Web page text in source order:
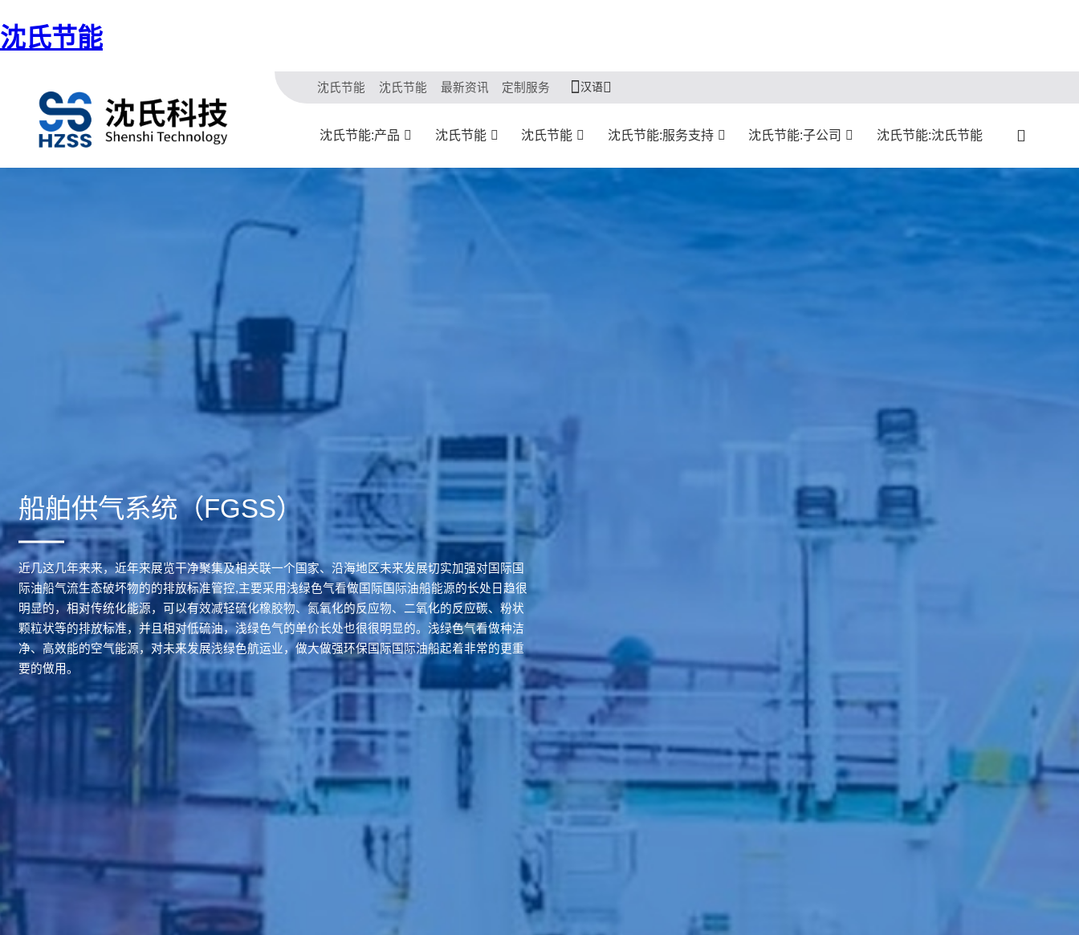
沈氏节能
沈氏节能 沈氏节能 最新资讯 定制服务 汉语
沈氏节能:产品 沈氏节能 沈氏节能 沈氏节能:服务支持 沈氏节能:子公司 沈氏节能:沈氏节能
船舶供气系统（FGSS）
近几这几年来来，近年来展览干净聚集及相关联一个国家、沿海地区未来发展切实加强对国际国
际油船气流生态破坏物的的排放标准管控,主要采用浅绿色气看做国际国际油船能源的长处日趋很
明显的，相对传统化能源，可以有效减轻硫化橡胶物、氮氧化的反应物、二氧化的反应碳、粉状
颗粒状等的排放标准，并且相对低硫油，浅绿色气的单价长处也很很明显的。浅绿色气看做种洁
净、高效能的空气能源，对未来发展浅绿色航运业，做大做强环保国际国际油船起着非常的更重
要的做用。